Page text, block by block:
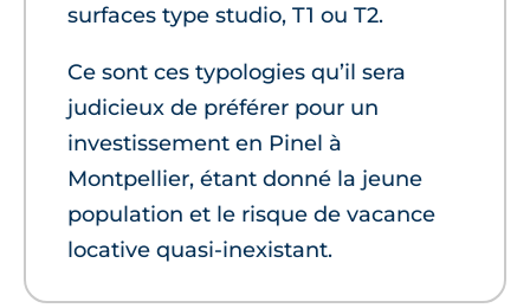
surfaces type studio, T1 ou T2.
Ce sont ces typologies qu’il sera
judicieux de préférer pour un
investissement en Pinel à
Montpellier, étant donné la jeune
population et le risque de vacance
locative quasi-inexistant.